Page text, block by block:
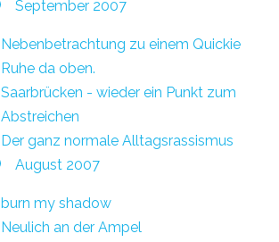
September 2007
Nebenbetrachtung zu einem Quickie
Ruhe da oben.
Saarbrücken - wieder ein Punkt zum
Abstreichen
Der ganz normale Alltagsrassismus
August 2007
burn my shadow
Neulich an der Ampel